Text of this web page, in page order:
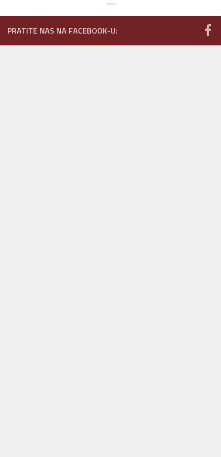
PRATITE NAS NA FACEBOOK-U: